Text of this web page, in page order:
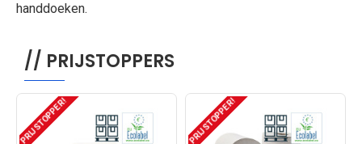
handdoeken.
// PRIJSTOPPERS
PRIJSTOPPER! PRIJSTOPPER!